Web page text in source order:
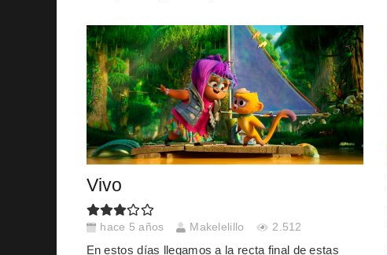
Vivo
hace 5 años Makelelillo 2.512
En estos días llegamos a la recta final de estas